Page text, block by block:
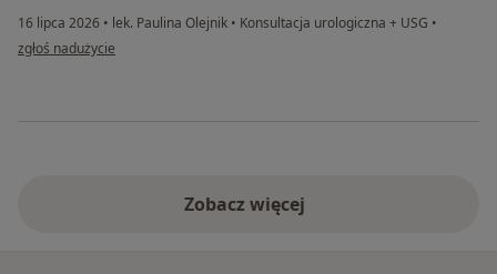
16 lipca 2026 • lek. Paulina Olejnik • Konsultacja urologiczna + USG •
w opinii użytkownika badzia
zgłoś nadużycie
Zobacz więcej